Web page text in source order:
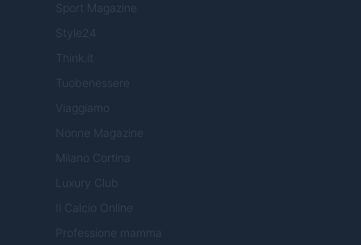
Sport Magazine
Style24
Think.it
Tuobenessere
Viaggiamo
Nonne Magazine
Milano Cortina
Luxury Club
Il Calcio Online
Professione mamma